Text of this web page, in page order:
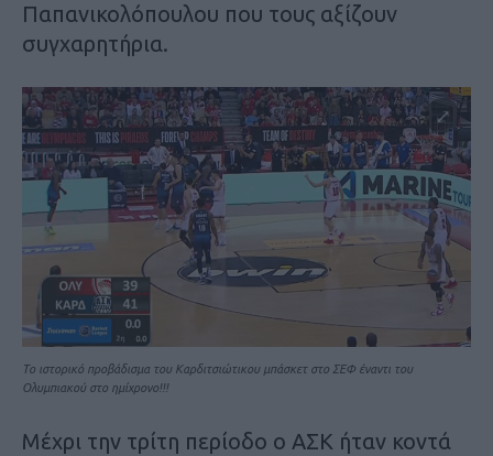
Παπανικολόπουλου που τους αξίζουν
συγχαρητήρια.
Tο ιστορικό προβάδισμα του Καρδιτσιώτικου μπάσκετ στο ΣΕΦ έναντι του
Ολυμπιακού στο ημίχρονο!!!
Μέχρι την τρίτη περίοδο ο ΑΣΚ ήταν κοντά